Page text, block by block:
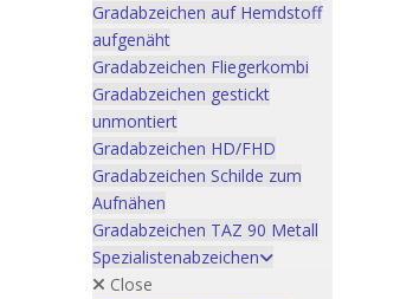
Gradabzeichen auf Hemdstoff
aufgenäht
Gradabzeichen Fliegerkombi
Gradabzeichen gestickt
unmontiert
Gradabzeichen HD/FHD
Gradabzeichen Schilde zum
Aufnähen
Gradabzeichen TAZ 90 Metall
Spezialistenabzeichen
Close